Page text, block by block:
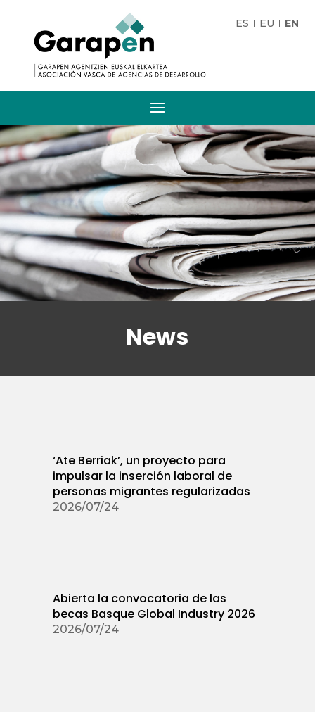
ES EU EN
News
‘Ate Berriak’, un proyecto para
impulsar la inserción laboral de
personas migrantes regularizadas
2026/07/24
Abierta la convocatoria de las
becas Basque Global Industry 2026
2026/07/24